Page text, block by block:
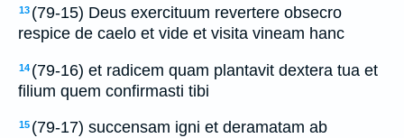
13 (79-15) Deus exercituum revertere obsecro
respice de caelo et vide et visita vineam hanc
14 (79-16) et radicem quam plantavit dextera tua et
filium quem confirmasti tibi
15 (79-17) succensam igni et deramatam ab